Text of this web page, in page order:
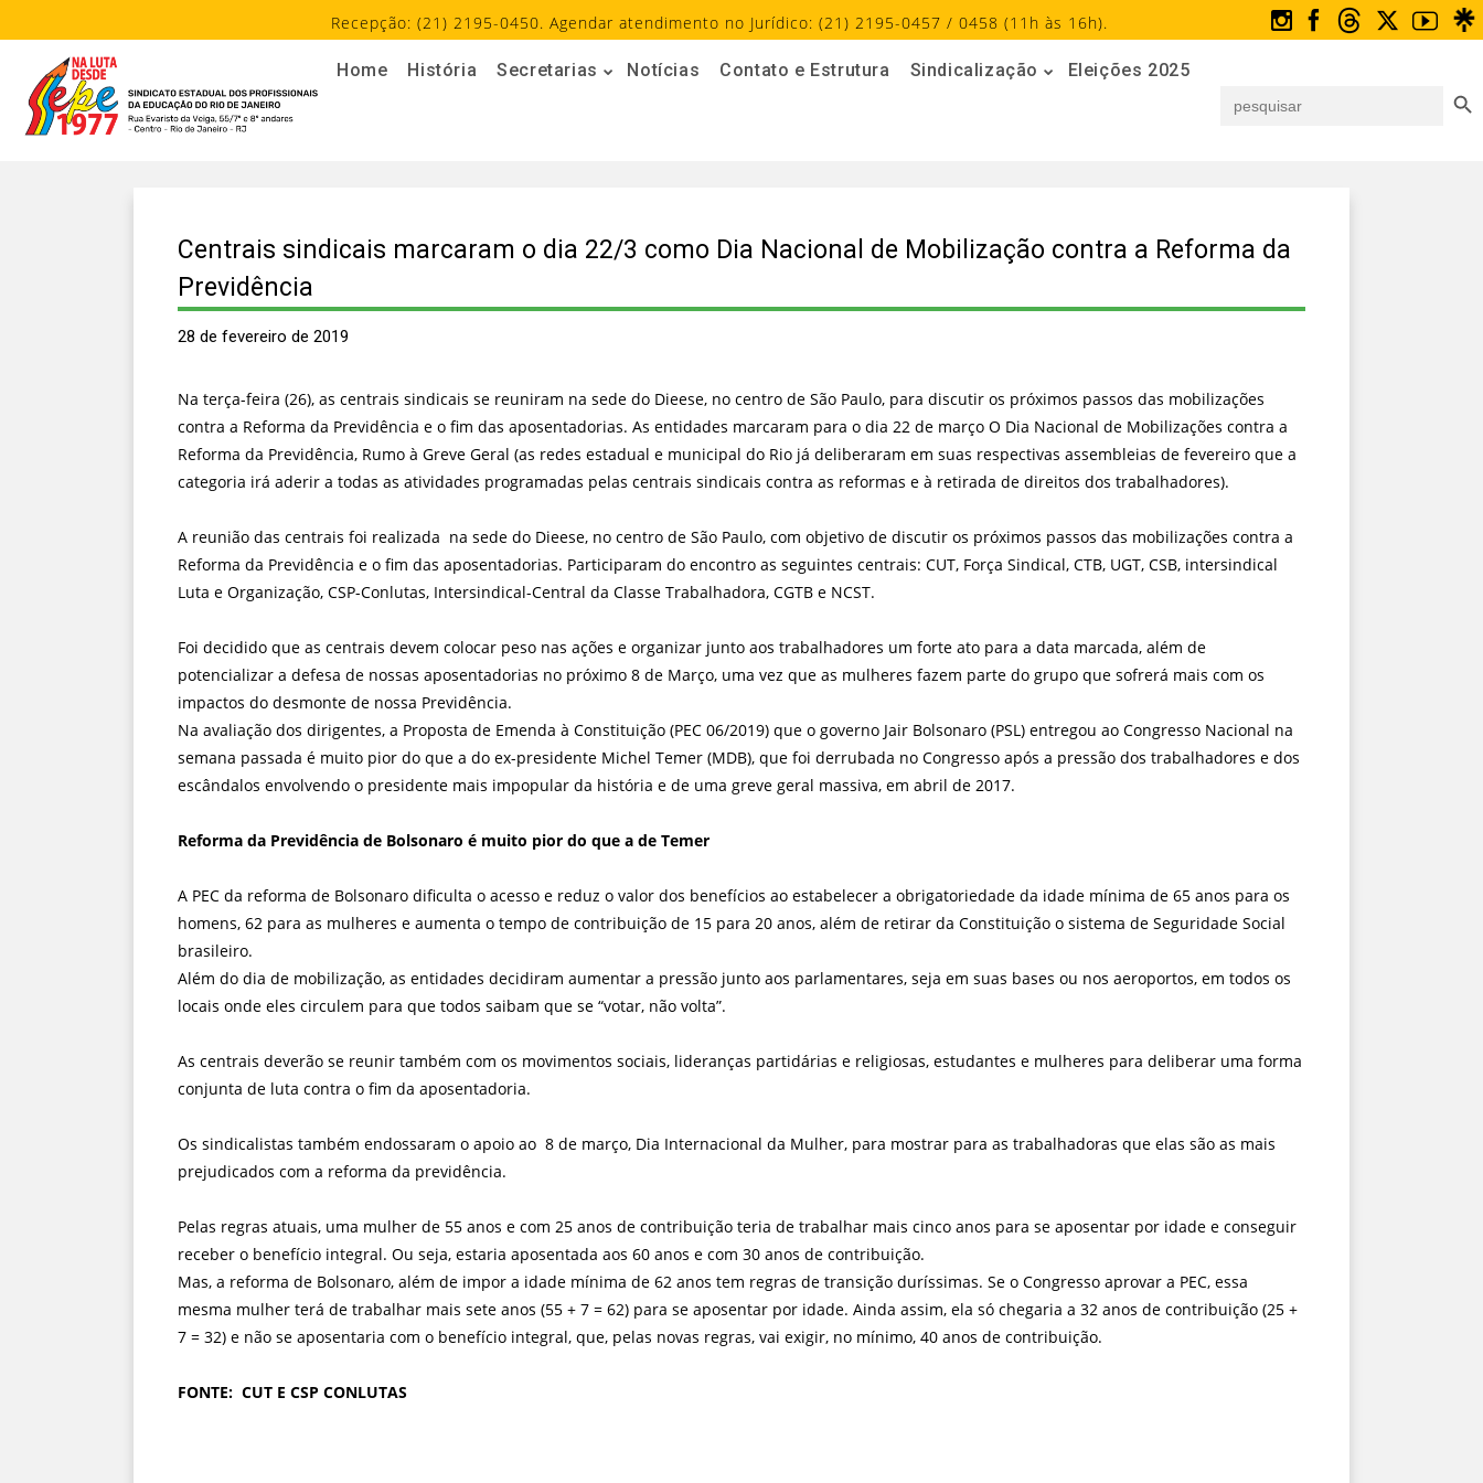
Recepção: (21) 2195-0450. Agendar atendimento no Jurídico: (21) 2195-0457 / 0458 (11h às 16h).
Home História Secretarias Notícias Contato e Estrutura Sindicalização
Eleições 2025
for:
Centrais sindicais marcaram o dia 22/3 como Dia Nacional de Mobilização contra a Reforma da
Previdência
28 de fevereiro de 2019
Na terça-feira (26), as centrais sindicais se reuniram na sede do Dieese, no centro de São Paulo, para discutir os próximos passos das mobilizações
contra a Reforma da Previdência e o fim das aposentadorias. As entidades marcaram para o dia 22 de março O Dia Nacional de Mobilizações contra a
Reforma da Previdência, Rumo à Greve Geral (as redes estadual e municipal do Rio já deliberaram em suas respectivas assembleias de fevereiro que a
categoria irá aderir a todas as atividades programadas pelas centrais sindicais contra as reformas e à retirada de direitos dos trabalhadores).
A reunião das centrais foi realizada na sede do Dieese, no centro de São Paulo, com objetivo de discutir os próximos passos das mobilizações contra a
Reforma da Previdência e o fim das aposentadorias. Participaram do encontro as seguintes centrais: CUT, Força Sindical, CTB, UGT, CSB, intersindical
Luta e Organização, CSP-Conlutas, Intersindical-Central da Classe Trabalhadora, CGTB e NCST.
Foi decidido que as centrais devem colocar peso nas ações e organizar junto aos trabalhadores um forte ato para a data marcada, além de
potencializar a defesa de nossas aposentadorias no próximo 8 de Março, uma vez que as mulheres fazem parte do grupo que sofrerá mais com os
impactos do desmonte de nossa Previdência.
Na avaliação dos dirigentes, a Proposta de Emenda à Constituição (PEC 06/2019) que o governo Jair Bolsonaro (PSL) entregou ao Congresso Nacional na
semana passada é muito pior do que a do ex-presidente Michel Temer (MDB), que foi derrubada no Congresso após a pressão dos trabalhadores e dos
escândalos envolvendo o presidente mais impopular da história e de uma greve geral massiva, em abril de 2017.
Reforma da Previdência de Bolsonaro é muito pior do que a de Temer
A PEC da reforma de Bolsonaro dificulta o acesso e reduz o valor dos benefícios ao estabelecer a obrigatoriedade da idade mínima de 65 anos para os
homens, 62 para as mulheres e aumenta o tempo de contribuição de 15 para 20 anos, além de retirar da Constituição o sistema de Seguridade Social
brasileiro.
Além do dia de mobilização, as entidades decidiram aumentar a pressão junto aos parlamentares, seja em suas bases ou nos aeroportos, em todos os
locais onde eles circulem para que todos saibam que se “votar, não volta”.
As centrais deverão se reunir também com os movimentos sociais, lideranças partidárias e religiosas, estudantes e mulheres para deliberar uma forma
conjunta de luta contra o fim da aposentadoria.
Os sindicalistas também endossaram o apoio ao 8 de março, Dia Internacional da Mulher, para mostrar para as trabalhadoras que elas são as mais
prejudicados com a reforma da previdência.
Pelas regras atuais, uma mulher de 55 anos e com 25 anos de contribuição teria de trabalhar mais cinco anos para se aposentar por idade e conseguir
receber o benefício integral. Ou seja, estaria aposentada aos 60 anos e com 30 anos de contribuição.
Mas, a reforma de Bolsonaro, além de impor a idade mínima de 62 anos tem regras de transição duríssimas. Se o Congresso aprovar a PEC, essa
mesma mulher terá de trabalhar mais sete anos (55 + 7 = 62) para se aposentar por idade. Ainda assim, ela só chegaria a 32 anos de contribuição (25 +
7 = 32) e não se aposentaria com o benefício integral, que, pelas novas regras, vai exigir, no mínimo, 40 anos de contribuição.
FONTE: CUT E CSP CONLUTAS